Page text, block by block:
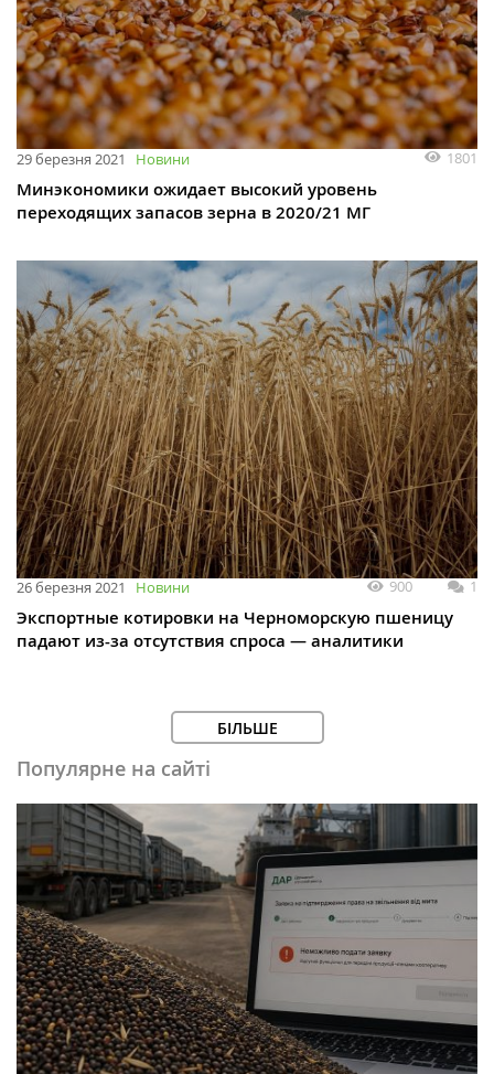
29 березня 2021 Новини 1801
Минэкономики ожидает высокий уровень
переходящих запасов зерна в 2020/21 МГ
26 березня 2021 Новини 900 1
Экспортные котировки на Черноморскую пшеницу
падают из-за отсутствия спроса — аналитики
БІЛЬШЕ
Популярне на сайті